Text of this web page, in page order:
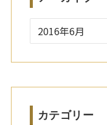
ア
ー
ブ
カテゴリー